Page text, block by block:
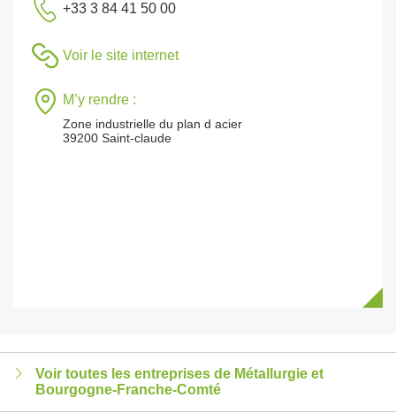
+33 3 84 41 50 00
Voir le site internet
M’y rendre :
Zone industrielle du plan d acier
39200 Saint-claude
Voir toutes les entreprises de Métallurgie et
Bourgogne-Franche-Comté